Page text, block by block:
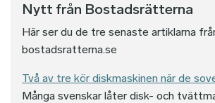
Nytt från Bostadsrätterna
Här ser du de tre senaste artiklarna
bostadsratterna.se
Två av tre kör diskmaskinen när de
Många svenskar låter disk- och